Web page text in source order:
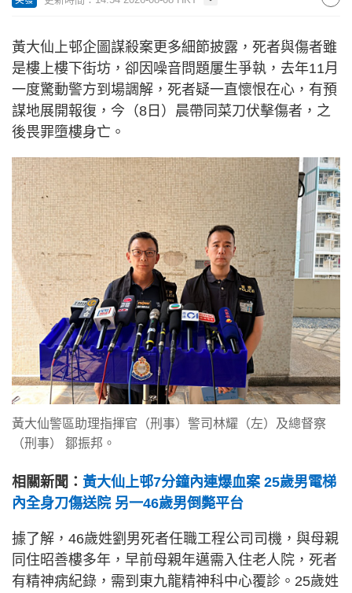
黃大仙上邨企圖謀殺案更多細節披露，死者與傷者雖
是樓上樓下街坊，卻因噪音問題屢生爭執，去年11月
一度驚動警方到場調解，死者疑一直懷恨在心，有預
謀地展開報復，今（8日）晨帶同菜刀伏擊傷者，之
後畏罪墮樓身亡。
黃大仙警區助理指揮官（刑事）警司林耀（左）及總督察
（刑事） 鄒振邦。
相關新聞： 黃大仙上邨7分鐘內連爆血案 25歲男電梯
內全身刀傷送院 另一46歲男倒斃平台
據了解，46歲姓劉男死者任職工程公司司機，與母親
同住昭善樓多年，早前母親年邁需入住老人院，死者
有精神病紀錄，需到東九龍精神科中心覆診。25歲姓